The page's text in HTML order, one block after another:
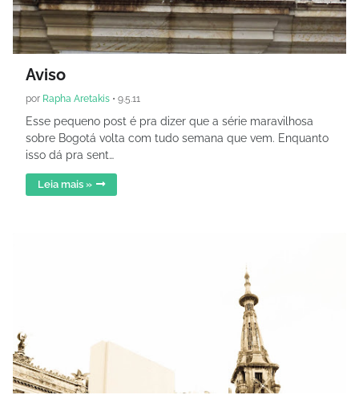
Aviso
por Rapha Aretakis • 9.5.11
Esse pequeno post é pra dizer que a série maravilhosa
sobre Bogotá volta com tudo semana que vem. Enquanto
isso dá pra sent…
Leia mais »